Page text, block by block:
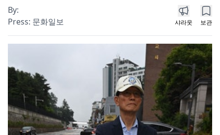
By:
Press: 문화일보 샤라웃 보관